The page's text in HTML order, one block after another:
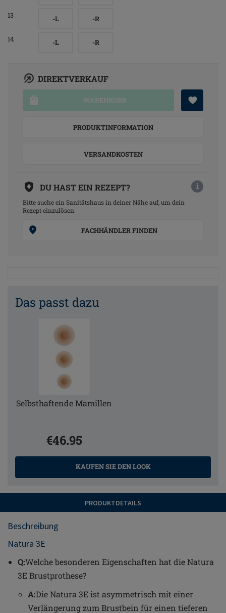
13 -L -R
14 -L -R
DIREKTVERKAUF
WARENKORB
PRODUKTINFORMATION
VERSANDKOSTEN
DU HAST EIN REZEPT? i
Bitte suche ein Sanitätshaus in deiner Nähe auf, um dein
Rezept einzulösen.
FACHHÄNDLER FINDEN
Das passt dazu
Selbsthaftende Mamillen
€46.95
KAUFEN SIE DEN LOOK
PRODUKTDETAILS
Beschreibung
Natura 3E
Q:Welche besonderen Eigenschaften hat die Natura
3E Brustprothese?
A:Die Natura 3E ist asymmetrisch mit einer
Verlängerung zum Brustbein für einen tieferen